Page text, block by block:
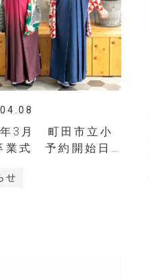
3月 町田市立小
業式 予約開始日
せ